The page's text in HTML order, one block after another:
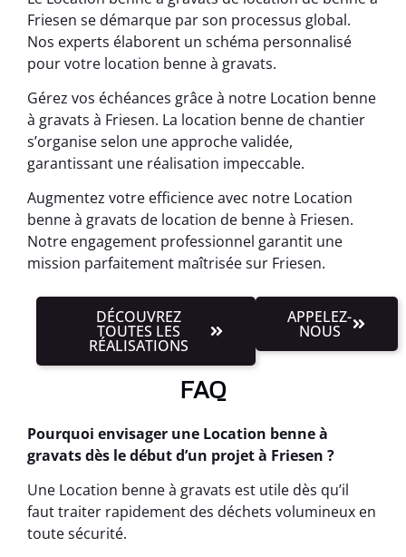
Friesen se démarque par son processus global.
Nos experts élaborent un schéma personnalisé
pour votre location benne à gravats.
Gérez vos échéances grâce à notre Location benne
à gravats à Friesen. La location benne de chantier
s’organise selon une approche validée,
garantissant une réalisation impeccable.
Augmentez votre efficience avec notre Location
benne à gravats de location de benne à Friesen.
Notre engagement professionnel garantit une
mission parfaitement maîtrisée sur Friesen.
DÉCOUVREZ
TOUTES LES
RÉALISATIONS
APPELEZ-
NOUS
FAQ
Pourquoi envisager une Location benne à
gravats dès le début d’un projet à Friesen ?
Une Location benne à gravats est utile dès qu’il
faut traiter rapidement des déchets volumineux en
toute sécurité.